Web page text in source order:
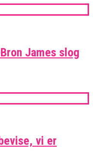
James slog
vi er